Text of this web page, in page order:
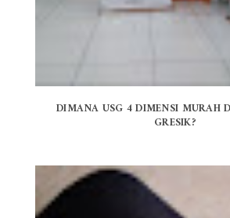
DIMANA USG 4 DIMENSI MURAH
GRESIK?